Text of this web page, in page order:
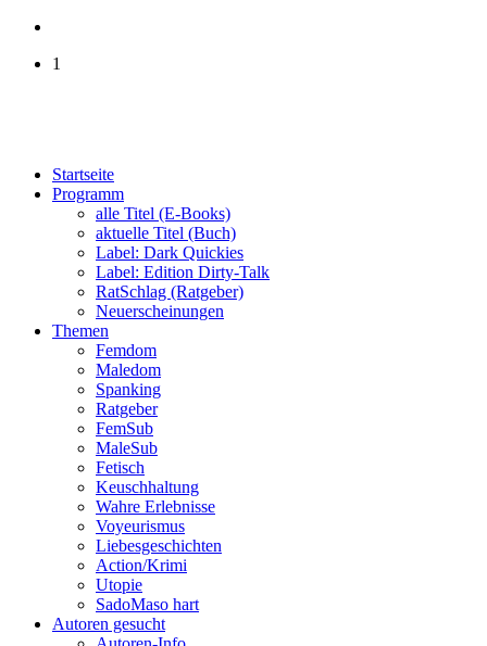
1
Startseite
Programm
alle Titel (E-Books)
aktuelle Titel (Buch)
Label: Dark Quickies
Label: Edition Dirty-Talk
RatSchlag (Ratgeber)
Neuerscheinungen
Themen
Femdom
Maledom
Spanking
Ratgeber
FemSub
MaleSub
Fetisch
Keuschhaltung
Wahre Erlebnisse
Voyeurismus
Liebesgeschichten
Action/Krimi
Utopie
SadoMaso hart
Autoren gesucht